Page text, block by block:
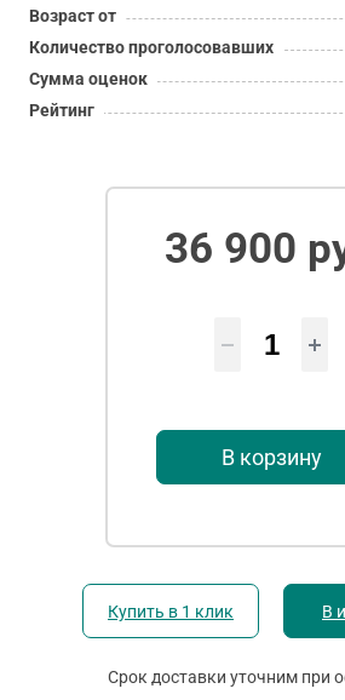
Возраст от
Количество проголосовавших
Сумма оценок
Рейтинг
36 900
В корзину
Купить в 1 клик В
Срок доставки уточним при